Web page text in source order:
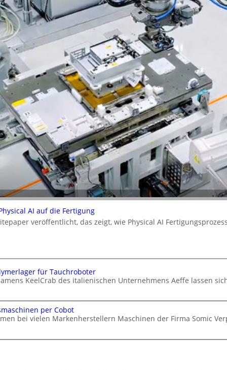
AI auf die Fertigung
veröffentlicht, das zeigt, wie Physical AI
für Tauchroboter
KeelCrab des italienischen Unternehmens Aeffe lassen
per Cobot
bei vielen Markenherstellern Maschinen der Firma Somic